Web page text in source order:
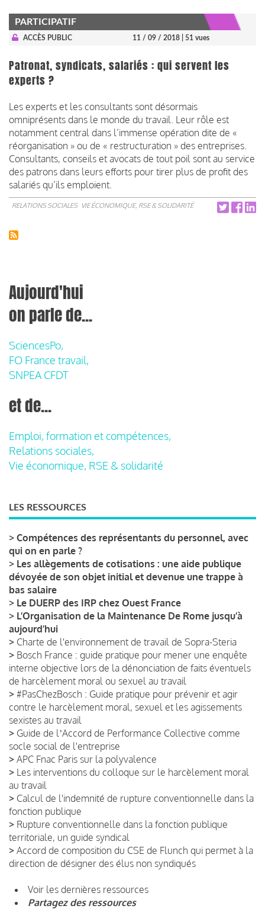
PARTICIPATIF
ACCÈS PUBLIC 11 / 09 / 2018 | 51 vues
Patronat, syndicats, salariés : qui servent les
experts ?
Les experts et les consultants sont désormais
omniprésents dans le monde du travail. Leur rôle est
notamment central dans l’immense opération dite de «
réorganisation » ou de « restructuration » des entreprises.
Consultants, conseils et avocats de tout poil sont au service
des patrons dans leurs efforts pour tirer plus de profit des
salariés qu’ils emploient.
RELATIONS SOCIALES VIE ÉCONOMIQUE, RSE & SOLIDARITÉ
Aujourd'hui
on parle de...
SciencesPo,
FO France travail,
SNPEA CFDT
et de...
Emploi, formation et compétences,
Relations sociales,
Vie économique, RSE & solidarité
LES RESSOURCES
> Compétences des représentants du personnel, avec
qui on en parle ?
> Les allègements de cotisations : une aide publique
dévoyée de son objet initial et devenue une trappe à
bas salaire
> Le DUERP des IRP chez Ouest France
> L’Organisation de la Maintenance De Rome jusqu’à
aujourd’hui
> Charte de l'environnement de travail de Sopra-Steria
> Bosch France : guide pratique pour mener une enquête
interne objective lors de la dénonciation de faits éventuels
de harcèlement moral ou sexuel au travail
> #PasChezBosch : Guide pratique pour prévenir et agir
contre le harcèlement moral, sexuel et les agissements
sexistes au travail
> Guide de lʼAccord de Performance Collective comme
socle social de l'entreprise
> APC Fnac Paris sur la polyvalence
> Les interventions du colloque sur le harcèlement moral
au travail
> Calcul de l'indemnité de rupture conventionnelle dans la
fonction publique
> Rupture conventionnelle dans la fonction publique
territoriale, un guide syndical
> Accord de composition du CSE de Flunch qui permet à la
direction de désigner des élus non syndiqués
Voir les dernières ressources
Partagez des ressources